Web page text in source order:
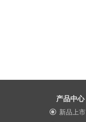
끧 新品上市
产品中心